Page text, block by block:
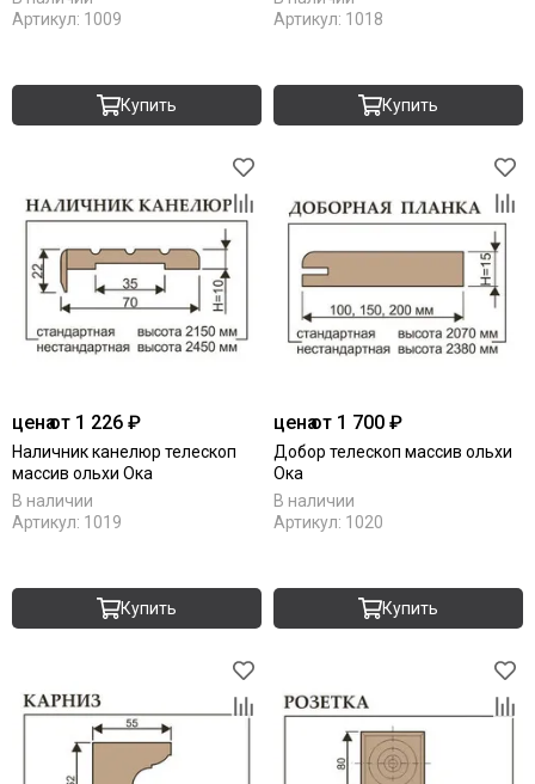
Артикул: 1009
Купить
Артикул: 1018
Купить
ценаот 1 226 ₽
Наличник канелюр телескоп
массив ольхи Ока
В наличии
Артикул: 1019
Купить
ценаот 1 700 ₽
Добор телескоп массив ольхи
Ока
В наличии
Артикул: 1020
Купить